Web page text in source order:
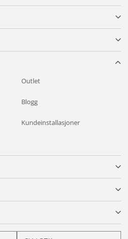
Outlet
Blogg
Kundeinstallasjoner